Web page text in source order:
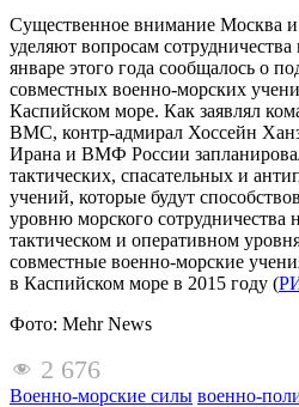
Существенное внимание Москва
уделяют вопросам
январе этого года сообщалось о
совместных военно-морских
Каспийском море. Как заявлял
ВМС, контр-адмирал Хоссейн
Ирана и ВМФ России
тактических, спасательных и
учений, которые будут
уровню морского сотрудничества
тактическом и оперативном
совместные военно-морские
в Каспийском море в 2015 году (
Фото: Mehr News
2 676
Военно-морские силы военно-